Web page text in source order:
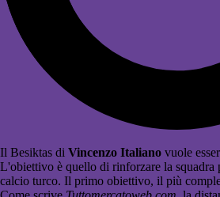
Il Besiktas di Vincenzo Italiano vuole
L'obiettivo è quello di rinforzare la squadra
calcio turco. Il primo obiettivo, il più